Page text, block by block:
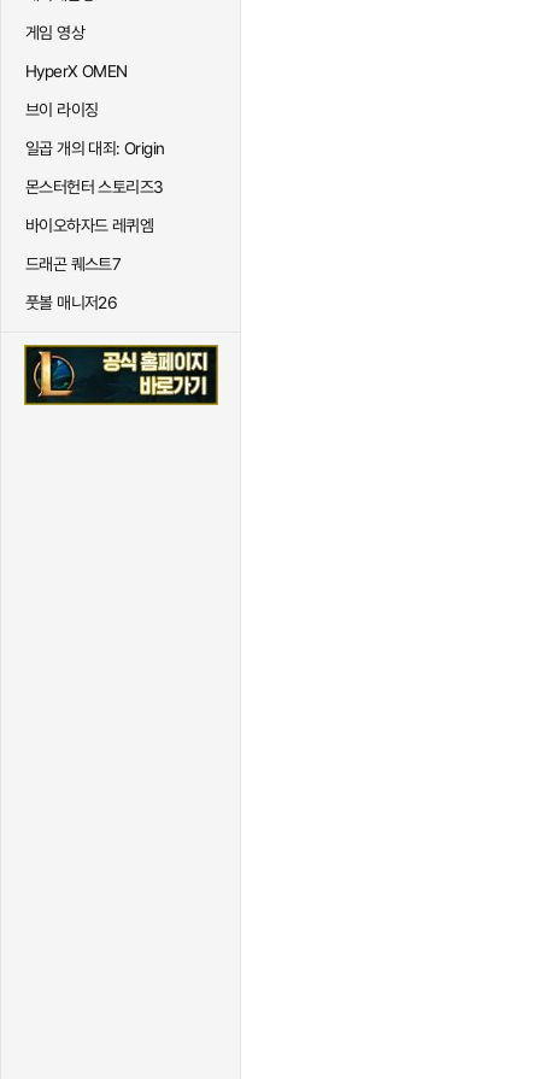
게임 영상
HyperX OMEN
브이 라이징
일곱 개의 대죄: Origin
몬스터헌터 스토리즈3
바이오하자드 레퀴엠
드래곤 퀘스트7
풋볼 매니저26